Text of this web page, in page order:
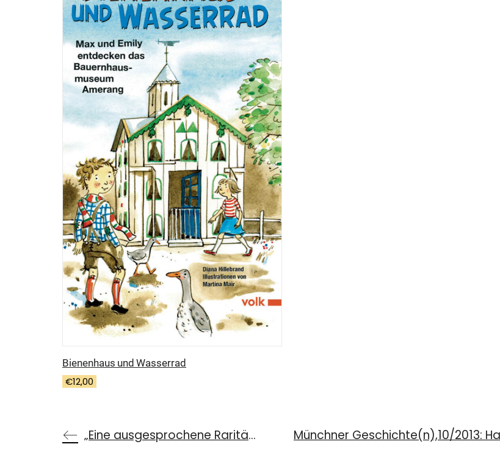
Bienenhaus und Wasserrad
€12,00
„Eine ausgesprochene Rarität!“